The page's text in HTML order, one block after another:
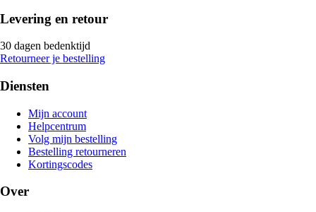
Levering en retour
30 dagen bedenktijd
Retourneer je bestelling
Diensten
Mijn account
Helpcentrum
Volg mijn bestelling
Bestelling retourneren
Kortingscodes
Over